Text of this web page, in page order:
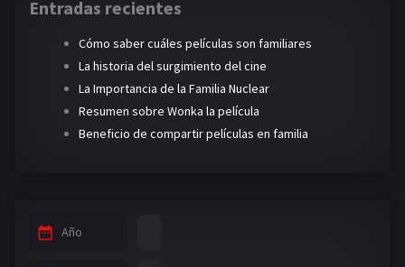
Entradas recientes
Cómo saber cuáles películas son familiares
La historia del surgimiento del cine
La Importancia de la Familia Nuclear
Resumen sobre Wonka la película
Beneficio de compartir películas en familia
Año